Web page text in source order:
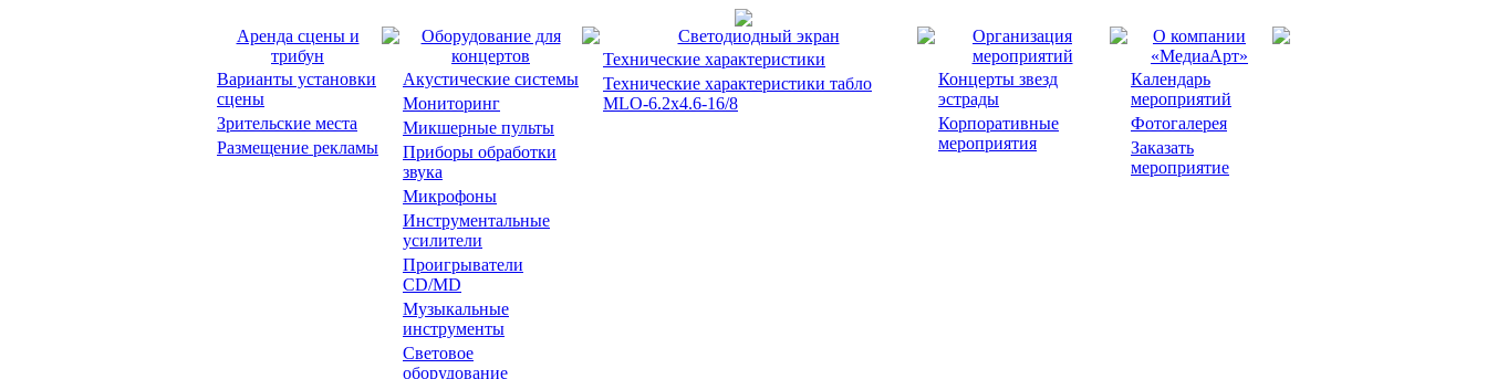
Аренда сцены и
трибун
Варианты установки
сцены
Зрительские места
Размещение рекламы
Оборудование для
концертов
Акустические системы
Мониторинг
Микшерные пульты
Приборы обработки
звука
Микрофоны
Инструментальные
усилители
Проигрыватели
CD/MD
Музыкальные
инструменты
Световое
оборудование
Светодиодный экран
Технические характеристики
Технические характеристики табло
MLO-6.2x4.6-16/8
Организация
мероприятий
Концерты звезд
эстрады
Корпоративные
мероприятия
О компании
«МедиаАрт»
Календарь
мероприятий
Фотогалерея
Заказать
мероприятие